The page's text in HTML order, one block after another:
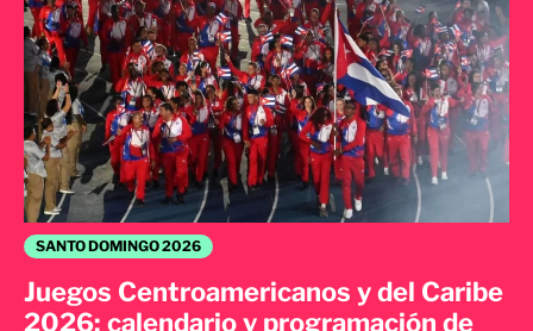
SANTO DOMINGO 2026
Juegos Centroamericanos y del Caribe
2026: calendario y programación de